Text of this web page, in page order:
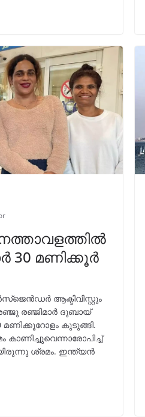
30 മണിക്കൂർ
ആക്ടിവിസ്റ്റും
രഞ്ജു രഞ്ജിമാർ ദുബായ്
മണിക്കൂറോളം കുടുങ്ങി.
കാണിച്ചുവെന്നാരോപിച്ച്
ശ്രമം. ഇന്ത്യൻ